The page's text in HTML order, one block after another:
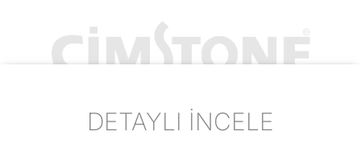
DETAYLI İNCELE